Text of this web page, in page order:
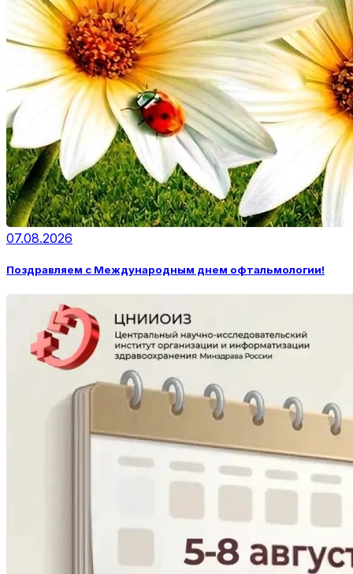
07.08.2026
Поздравляем с Международным днем офтальмологии!